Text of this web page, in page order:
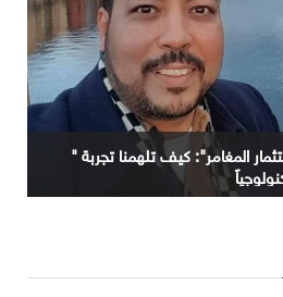
المغامر": كيف تلهمنا تجربة "